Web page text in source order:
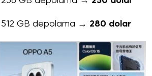
512 GB depolama → 280 dolar